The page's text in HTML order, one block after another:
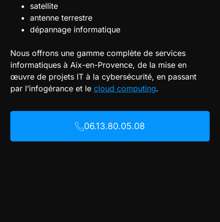
satellite
antenne terrestre
dépannage informatique
Nous offrons une gamme complète de services
informatiques à Aix-en-Provence, de la mise en
œuvre de projets IT à la cybersécurité, en passant
par l’infogérance et le cloud computing.
06.13.80.05.08